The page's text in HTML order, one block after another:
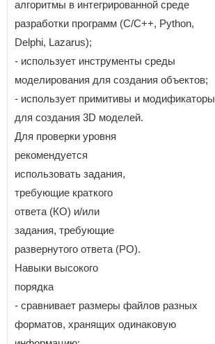
алгоритмы в интегрированной среде
разработки программ (С/С++, Python,
Delphi, Lazarus);
- использует инструменты среды
моделирования для создания объектов;
- использует примитивы и модификаторы
для создания 3D моделей.
Для проверки уровня
рекомендуется
использовать задания,
требующие краткого
ответа (КО) и/или
задания, требующие
развернутого ответа (РО).
Навыки высокого
порядка
- сравнивает размеры файлов разных
форматов, хранящих одинаковую